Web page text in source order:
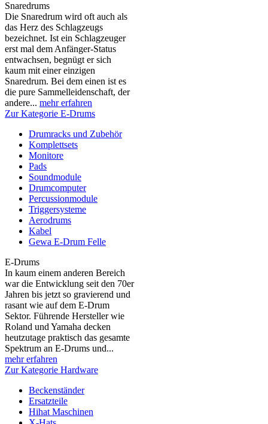
Snaredrums
Die Snaredrum wird oft auch als
das Herz des Schlagzeugs
bezeichnet. Ist ein Schlagzeuger
erst mal dem Anfänger-Status
entwachsen, begnügt er sich
kaum mit einer einzigen
Snaredrum. Bei dem einen ist es
die pure Sammelleidenschaft, der
andere... mehr erfahren
Zur Kategorie E-Drums
Drumracks und Zubehör
Komplettsets
Monitore
Pads
Soundmodule
Drumcomputer
Percussionmodule
Triggersysteme
Aerodrums
Kabel
Gewa E-Drum Felle
E-Drums
In kaum einem anderen Bereich
war die Entwicklung seit den 70er
Jahren bis jetzt so gravierend und
rasant wie auf dem E-Drum
Sektor. Führende Hersteller wie
Roland und Yamaha decken
heutzutage praktisch das gesamte
Spektrum an E-Drums und...
mehr erfahren
Zur Kategorie Hardware
Beckenständer
Ersatzteile
Hihat Maschinen